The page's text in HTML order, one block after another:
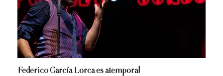
Federico García Lorca es atemporal